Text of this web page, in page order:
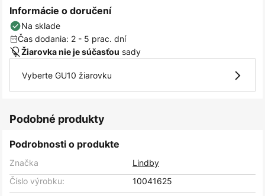
Informácie o doručení
Na sklade
Čas dodania: 2 - 5 prac. dní
Žiarovka nie je súčasťou sady
Vyberte GU10 žiarovku
Podobné produkty
Podrobnosti o produkte
Značka
Lindby
Číslo výrobku:
10041625